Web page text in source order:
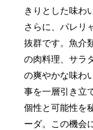
きりとした味わ
さらに、パレリ
抜群です。魚介
の肉料理、サラ
の爽やかな味わ
事を一層引き立
個性と可能性を
ーダ。この機会